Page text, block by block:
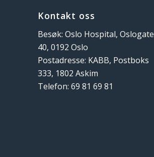
Kontakt oss
Besøk: Oslo Hospital, Oslogate
40, 0192 Oslo
Postadresse: KABB, Postboks
333, 1802 Askim
Telefon: 69 81 69 81